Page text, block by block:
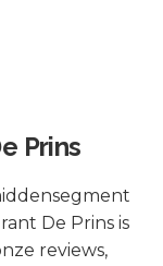
Prins
De Prins is
reviews,